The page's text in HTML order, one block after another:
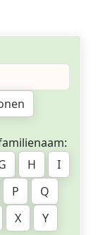
H
I
P
Q
X
Y